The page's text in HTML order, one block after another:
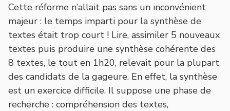
Cette réforme n’allait pas sans un inconvénient
majeur : le temps imparti pour la synthèse de
textes était trop court ! Lire, assimiler 5 nouveaux
textes puis produire une synthèse cohérente des
8 textes, le tout en 1h20, relevait pour la plupart
des candidats de la gageure. En effet, la synthèse
est un exercice difficile. Il suppose une phase de
recherche : compréhension des textes,